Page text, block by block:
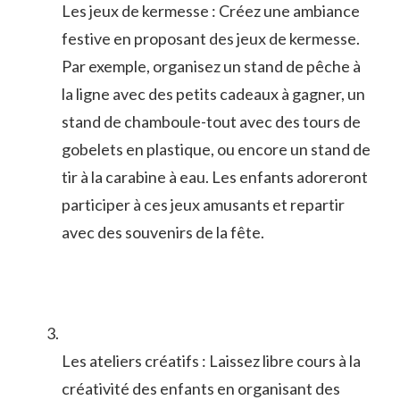
Les jeux ⁢de kermesse : Créez une ambiance
festive en proposant des jeux ⁣de ‍kermesse.
Par ⁢exemple, organisez un stand de pêche⁣ à
la ligne avec des petits cadeaux à ⁤gagner, un
stand de chamboule-tout avec des tours de
gobelets‌ en ⁤plastique, ou encore ⁤un stand ⁣de‌
tir​ à⁣ la⁣ carabine à eau. Les enfants adoreront
participer à ces jeux amusants et ​repartir
avec ⁢des souvenirs de la fête.
Les ateliers créatifs : Laissez libre‌ cours ⁢à‌ la⁤
créativité des enfants en organisant des⁢